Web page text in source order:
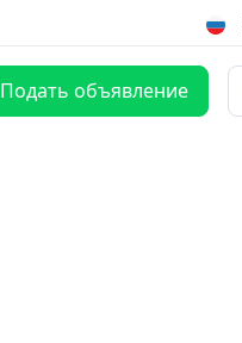
Подать объявление